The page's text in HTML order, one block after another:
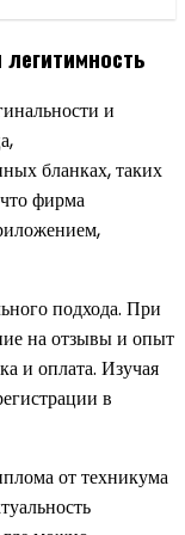
и
бланках, таких
фирма
подхода. При
на отзывы и опыт
и оплата. Изучая
в
от техникума